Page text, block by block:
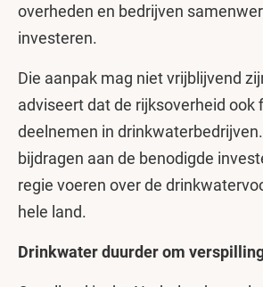
overheden en bedrijven
investeren.
Die aanpak mag niet vrijblijvend
adviseert dat de rijksoverheid ook
deelnemen in
bijdragen aan de benodigde
regie voeren over de
hele land.
Drinkwater duurder om